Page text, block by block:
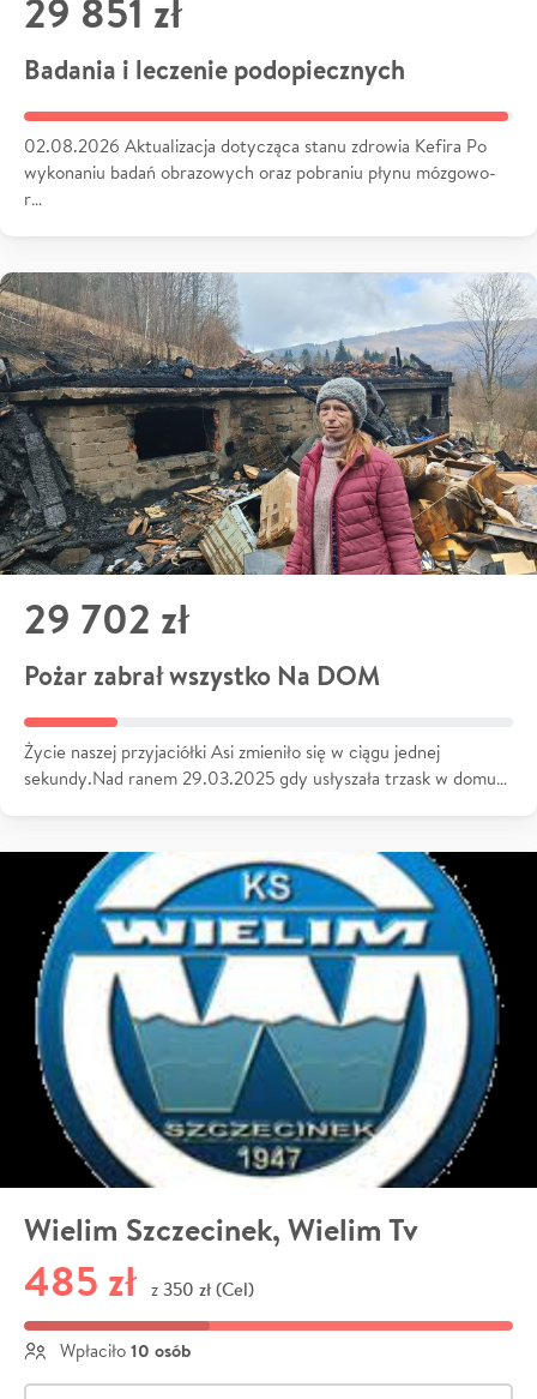
29 851 zł
Badania i leczenie podopiecznych
02.08.2026 Aktualizacja dotycząca stanu zdrowia Kefira Po
wykonaniu badań obrazowych oraz pobraniu płynu mózgowo-
r…
29 702 zł
Pożar zabrał wszystko Na DOM
Życie naszej przyjaciółki Asi zmieniło się w ciągu jednej
sekundy.Nad ranem 29.03.2025 gdy usłyszała trzask w domu…
Wielim Szczecinek, Wielim Tv
485 zł z 350 zł (Cel)
Wpłaciło 10 osób